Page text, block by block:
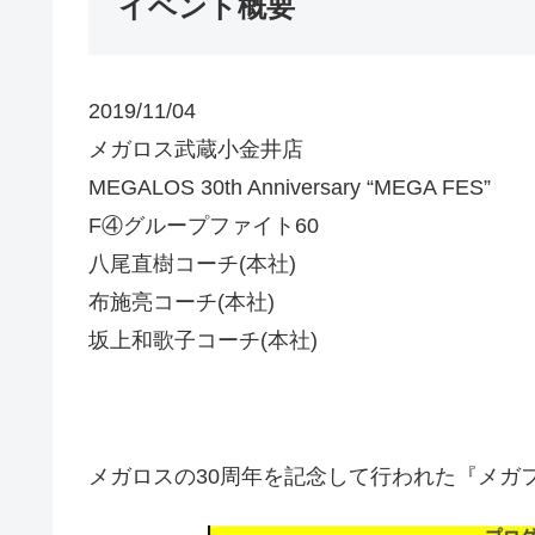
イベント概要
2019/11/04
メガロス武蔵小金井店
MEGALOS 30th Anniversary “MEGA FES”
F④グループファイト60
八尾直樹コーチ(本社)
布施亮コーチ(本社)
坂上和歌子コーチ(本社)
メガロスの30周年を記念して行われた『メガ